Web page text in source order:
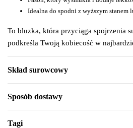
Idealna do spodni z wyższym stanem
To bluzka, która przyciąga spojrzenia
podkreśla Twoją kobiecość w
Skład surowcowy
Sposób dostawy
Tagi